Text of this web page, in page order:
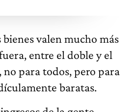
valen mucho más
entre el doble y el
para todos, pero para
baratas.